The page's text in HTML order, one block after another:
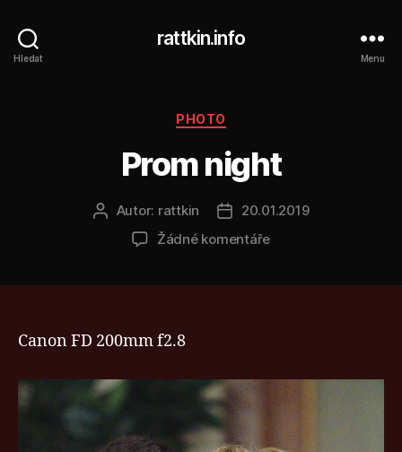
Hledat
rattkin.info
Menu
Rubriky
PHOTO
Prom night
Autor
příspěvku
Autor: rattkin
Datum
příspěvku
20.01.2019
Žádné komentářeu
Canon FD 200mm f2.8